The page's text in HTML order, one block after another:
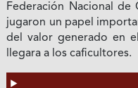
Federación Nacional de
jugaron un papel
del valor generado en
llegara a los caficultores.